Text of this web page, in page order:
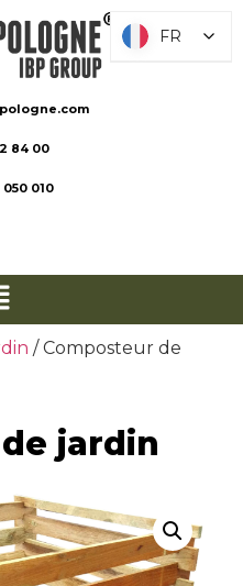
84 00
010
/ Composteur de
jardin
FR
FR